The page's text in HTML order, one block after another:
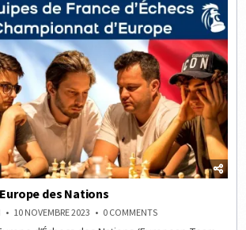
des Nations
10 NOVEMBRE 2023 0 COMMENTSON